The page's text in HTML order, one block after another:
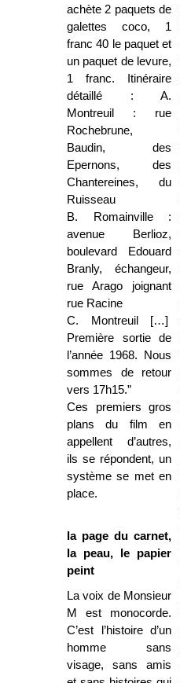
achète 2 paquets de
galettes coco, 1
franc 40 le paquet et
un paquet de levure,
1 franc. Itinéraire
détaillé : A.
Montreuil : rue
Rochebrune,
Baudin, des
Epernons, des
Chantereines, du
Ruisseau
B. Romainville :
avenue Berlioz,
boulevard Edouard
Branly, échangeur,
rue Arago joignant
rue Racine
C. Montreuil […]
Première sortie de
l’année 1968. Nous
sommes de retour
vers 17h15.”
Ces premiers gros
plans du film en
appellent d’autres,
ils se répondent, un
système se met en
place.
la page du carnet,
la peau, le papier
peint
La voix de Monsieur
M est monocorde.
C’est l’histoire d’un
homme sans
visage, sans amis